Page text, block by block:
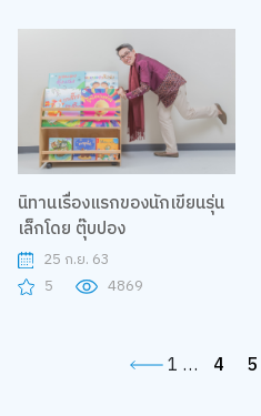
นิทานเรื่องแรกของนักเขียนรุ่น
เล็กโดย ตุ๊บปอง
25 ก.ย. 63
5
4869
1 … 4 5